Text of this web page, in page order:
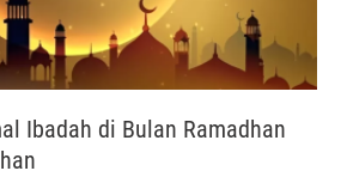
Ibadah di Bulan Ramadhan